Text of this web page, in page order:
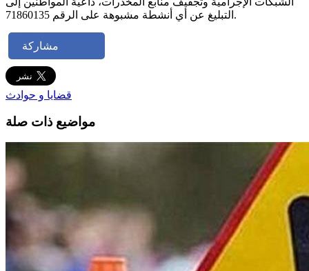
التبليغ عن أي أنشطة مشبوهة على الرقم 71860135.
مشاركة
قضايا و حوادث
مواضيع ذات صلة